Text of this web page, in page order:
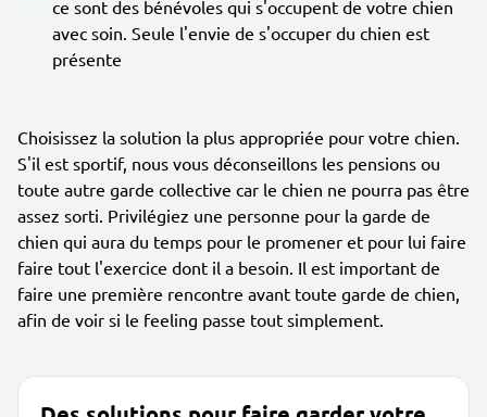
ce sont des bénévoles qui s'occupent de votre chien
avec soin. Seule l'envie de s'occuper du chien est
présente
Choisissez la solution la plus appropriée pour votre chien.
S'il est sportif, nous vous déconseillons les pensions ou
toute autre garde collective car le chien ne pourra pas être
assez sorti. Privilégiez une personne pour la garde de
chien qui aura du temps pour le promener et pour lui faire
faire tout l'exercice dont il a besoin. Il est important de
faire une première rencontre avant toute garde de chien,
afin de voir si le feeling passe tout simplement.